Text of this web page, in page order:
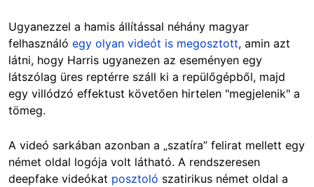
Ugyanezzel a hamis állítással néhány magyar
felhasználó egy olyan videót is megosztott, amin azt
látni, hogy Harris ugyanezen az eseményen egy
látszólag üres reptérre száll ki a repülőgépből, majd
egy villódzó effektust követően hirtelen "megjelenik" a
tömeg.
A videó sarkában azonban a „szatíra” felirat mellett egy
német oldal logója volt látható. A rendszeresen
deepfake videókat posztoló szatirikus német oldal a